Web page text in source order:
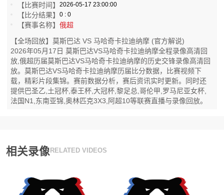
【比赛时间】2026-05-17 23:00:00
【比分结果】0 : 0
【赛事名称】俄超
【全场回放】莫斯巴达 VS 马哈奇卡拉迪纳摩 (官方解说)
2026年05月17日 莫斯巴达VS马哈奇卡拉迪纳摩全程录像高清回
放,俄超历届莫斯巴达VS马哈奇卡拉迪纳摩的历史交锋录像高清回
放。莫斯巴达VS马哈奇卡拉迪纳摩历届比分数据，比赛视频下
载，精彩片段集锦。赛前数据分析，赛后资讯实时更新。同时还
提供巴圣乙,土冠杯,泰王杯,大冠杯,黎足总,哥伦甲,罗马尼亚女杯,
法国N1,东南亚锦,奥林匹克3X3,阿超10等联赛直播与录像回放。
相关录像 RELATED VIDEOS